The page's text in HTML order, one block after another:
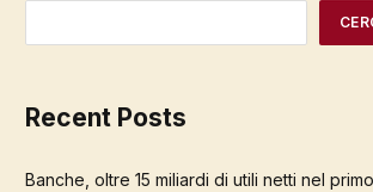
Recent Posts
Banche, oltre 15 miliardi di utili netti nel